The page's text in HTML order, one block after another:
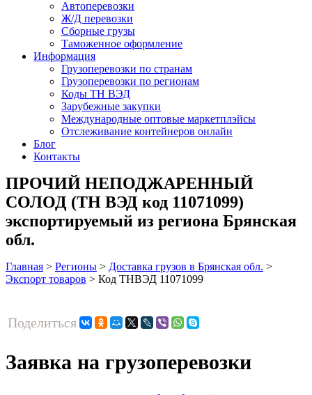
Автоперевозки
Ж/Д перевозки
Сборные грузы
Таможенное оформление
Информация
Грузоперевозки по странам
Грузоперевозки по регионам
Коды ТН ВЭД
Зарубежные закупки
Международные оптовые маркетплэйсы
Отслеживание контейнеров онлайн
Блог
Контакты
ПРОЧИЙ НЕПОДЖАРЕННЫЙ
СОЛОД (ТН ВЭД код 11071099)
экспортируемый из региона Брянская
обл.
Главная > Регионы > Доставка грузов в Брянская обл. >
Экспорт товаров > Код ТНВЭД 11071099
Поделиться
Заявка на грузоперевозки